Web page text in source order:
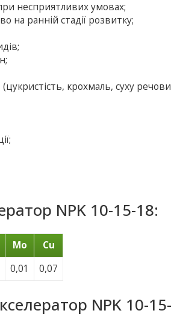
несприятливих умовах;
на ранній стадії розвитку;
(цукристість, крохмаль, суху
NPK 10-15-18:
Mo
Cu
0,01 0,07
NPK 10-